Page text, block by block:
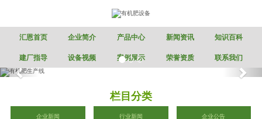
汇恩首页 企业简介 产品中心 新闻资讯
知识百科
建厂指导
设备视频 案例展示 荣誉资质 联系我们
栏目分类
企业新闻 行业新闻 企业公告